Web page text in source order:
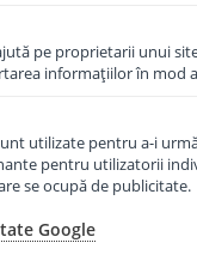
gris de
de la 6
pe proprietarii unui
informaţiilor în mod
utilizate pentru a-i
pentru utilizatorii
se ocupă de publicitate.
Google